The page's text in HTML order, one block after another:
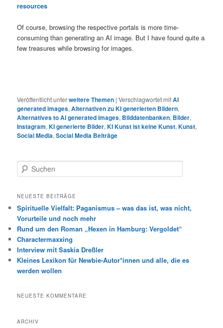
resources
Of course, browsing the respective portals is more time-
consuming than generating an AI image. But I have found quite a
few treasures while browsing for images.
Veröffentlicht unterweitere Themen |Verschlagwortet mitAI
generated images,Alternativen zu KI generierten Bildern,
Alternatives to AI generated images, Bilddatenbanken, Bilder,
Instagram,KI generierte Bilder,KI Kunst ist keine Kunst,Kunst,
Social Media,Social Media Beiträge
u
h
n
NEUESTE BEITRÄGE
Spirituelle Vielfalt: Paganismus – was das ist, was nicht,
Vorurteile und noch mehr
Rund um den Roman „Hexen in Hamburg: Vergoldet“
Charactermaxxing
Interview mit Saskia Dreßler
Kleines Lexikon für Newbie-Autor*innen und alle, die es
werden wollen
NEUESTE KOMMENTARE
ARCHIV